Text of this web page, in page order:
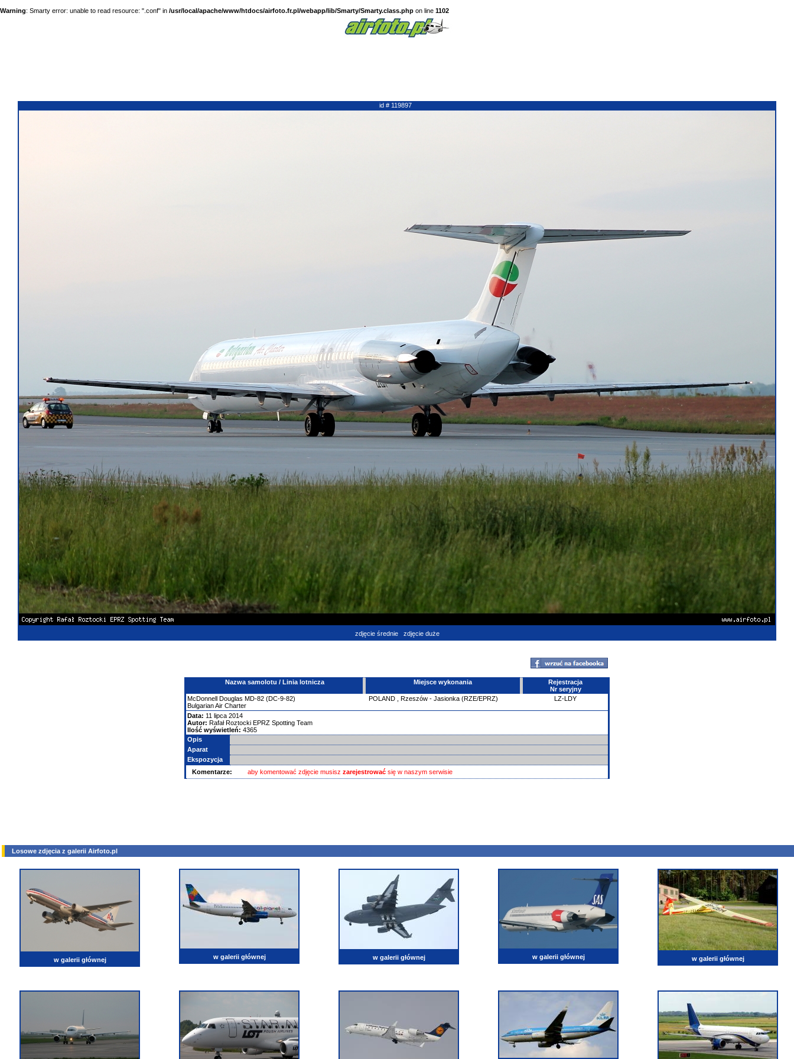
Warning: Smarty error: unable to read resource: ".conf" in /usr/local/apache/www/htdocs/airfoto.fr.pl/webapp/lib/Smarty/Smarty.class.php on line 1102
id # 119897
zdjęcie średnie zdjęcie duże
Nazwa samolotu / Linia lotnicza Miejsce wykonania
Rejestracja
Nr seryjny
McDonnell Douglas MD-82 (DC-9-82)
Bulgarian Air Charter
POLAND Rzeszów - Jasionka (RZE/EPRZ) LZ-LDY
Data: 11 lipca 2014
Autor: Rafał Roztocki EPRZ Spotting Team
Ilość wyświetleń: 4365
Opis
Aparat
Ekspozycja
Komentarze:
aby komentować zdjęcie musisz zarejestrować się w naszym serwisie
Losowe zdjęcia z galerii Airfoto.pl
w galerii głównej w galerii głównej w galerii głównej w galerii głównej w galerii głównej